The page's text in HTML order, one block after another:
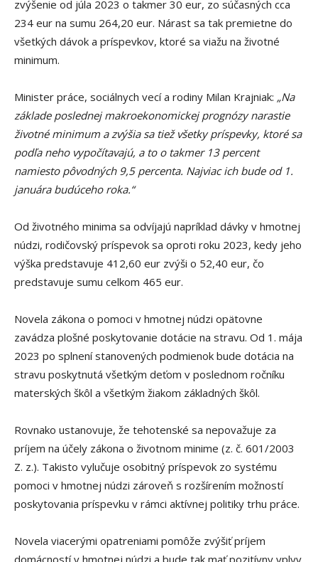
zvýšenie od júla 2023 o takmer 30 eur, zo súčasných cca
234 eur na sumu 264,20 eur. Nárast sa tak premietne do
všetkých dávok a príspevkov, ktoré sa viažu na životné
minimum.
Minister práce, sociálnych vecí a rodiny Milan Krajniak: „Na
základe poslednej makroekonomickej prognózy narastie
životné minimum a zvýšia sa tiež všetky príspevky, ktoré sa
podľa neho vypočítavajú, a to o takmer 13 percent
namiesto pôvodných 9,5 percenta. Najviac ich bude od 1.
januára budúceho roka.“
Od životného minima sa odvíjajú napríklad dávky v hmotnej
núdzi, rodičovský príspevok sa oproti roku 2023, kedy jeho
výška predstavuje 412,60 eur zvýši o 52,40 eur, čo
predstavuje sumu celkom 465 eur.
Novela zákona o pomoci v hmotnej núdzi opätovne
zavádza plošné poskytovanie dotácie na stravu. Od 1. mája
2023 po splnení stanovených podmienok bude dotácia na
stravu poskytnutá všetkým deťom v poslednom ročníku
materských škôl a všetkým žiakom základných škôl.
Rovnako ustanovuje, že tehotenské sa nepovažuje za
príjem na účely zákona o životnom minime (z. č. 601/2003
Z. z.). Takisto vylučuje osobitný príspevok zo systému
pomoci v hmotnej núdzi zároveň s rozšírením možností
poskytovania príspevku v rámci aktívnej politiky trhu práce.
Novela viacerými opatreniami pomôže zvýšiť príjem
domácností v hmotnej núdzi a bude tak mať pozitívny vplyv